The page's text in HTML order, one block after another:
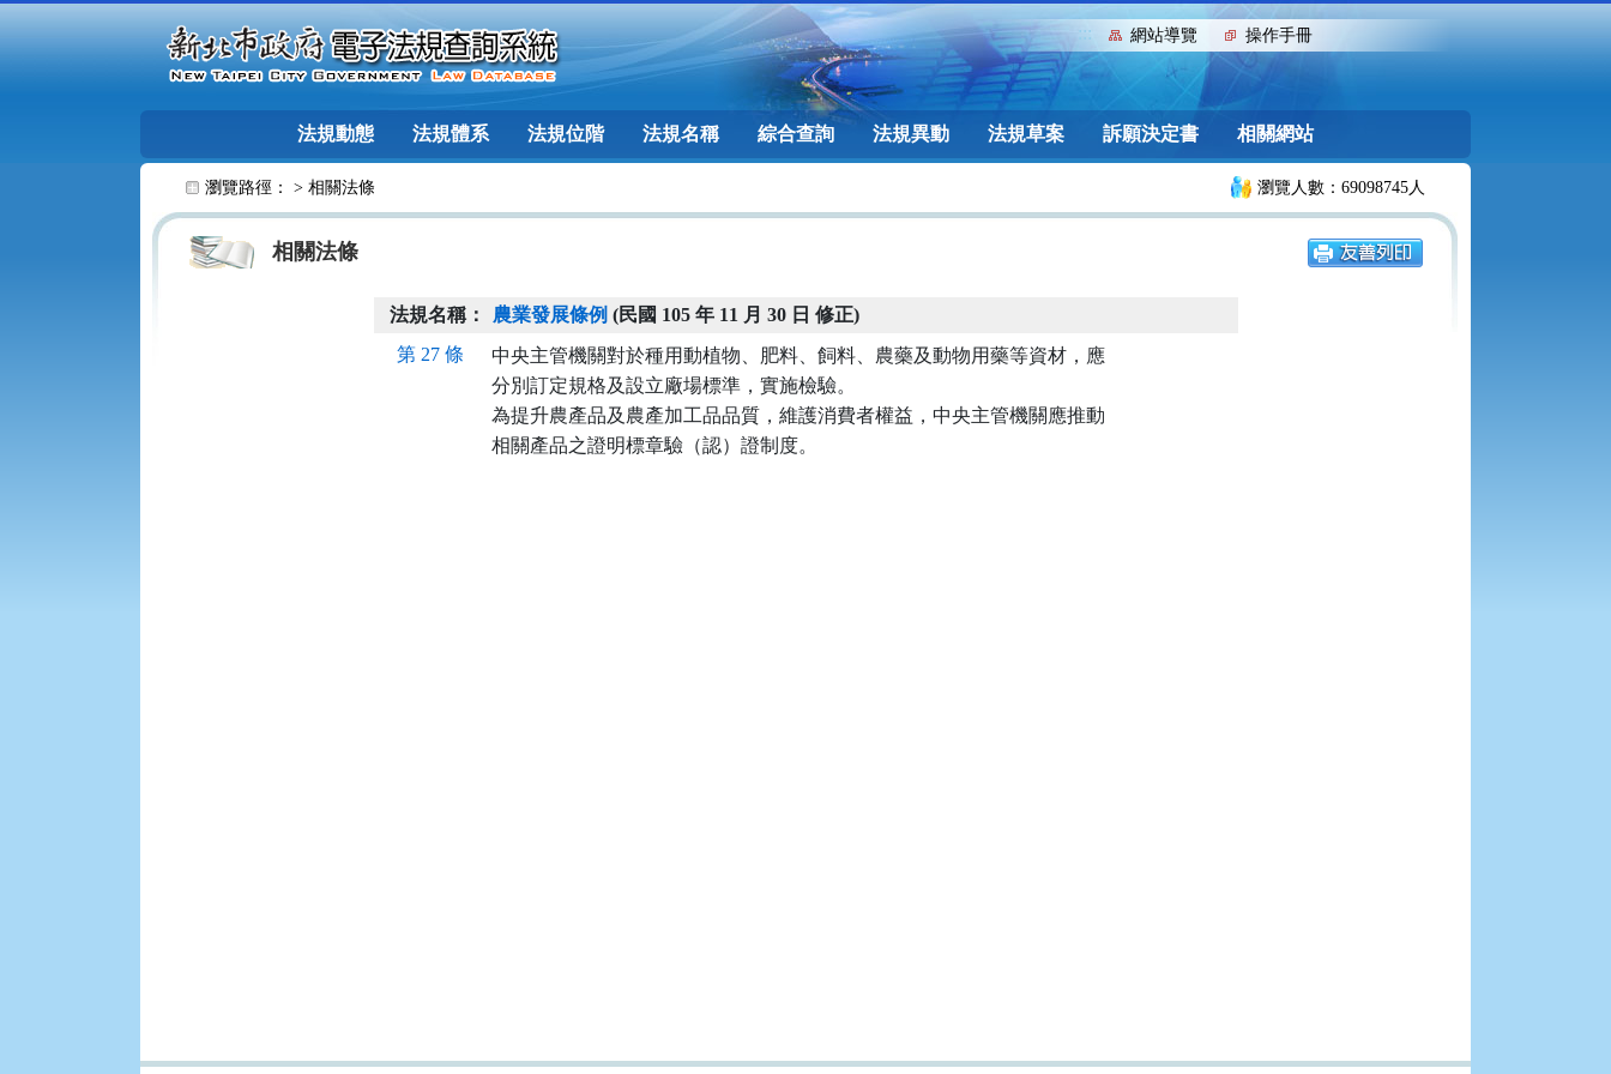
::: 網站導覽 操作手冊
法規動態 法規體系 法規位階 法規名稱 綜合查詢 法規異動 法規草案 訴願決定書 相關網站
瀏覽路徑： > 相關法條 瀏覽人數：69098745人
相關法條
法規名稱： 農業發展條例 (民國 105 年 11 月 30 日 修正)
第 27 條
中央主管機關對於種用動植物、肥料、飼料、農藥及動物用藥等資材，應
分別訂定規格及設立廠場標準，實施檢驗。
為提升農產品及農產加工品品質，維護消費者權益，中央主管機關應推動
相關產品之證明標章驗（認）證制度。